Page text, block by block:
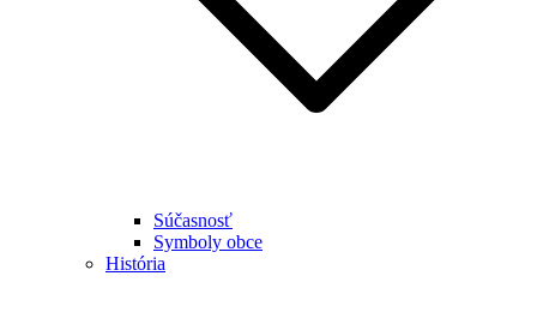
Súčasnosť
Symboly obce
História